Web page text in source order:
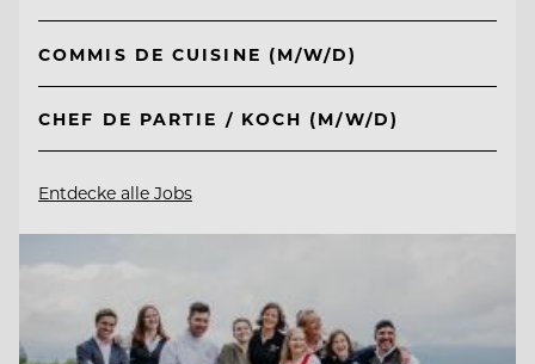
COMMIS DE CUISINE (M/W/D)
CHEF DE PARTIE / KOCH (M/W/D)
Entdecke alle Jobs